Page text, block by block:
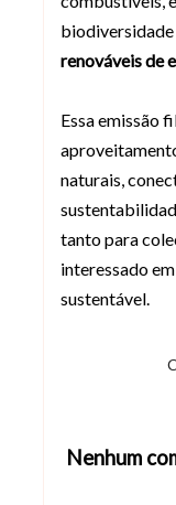
renováveis de
Essa emissão
naturais,
tanto para
interessado
sustentável.
Nenhum